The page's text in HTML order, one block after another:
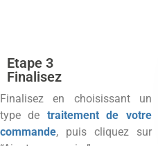
Etape 3
Finalisez
Finalisez en choisissant un
type de traitement de votre
commande, puis cliquez sur